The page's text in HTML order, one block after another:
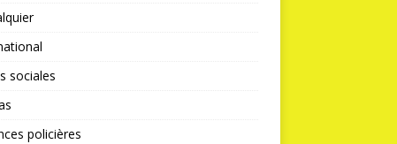
sociales
policières